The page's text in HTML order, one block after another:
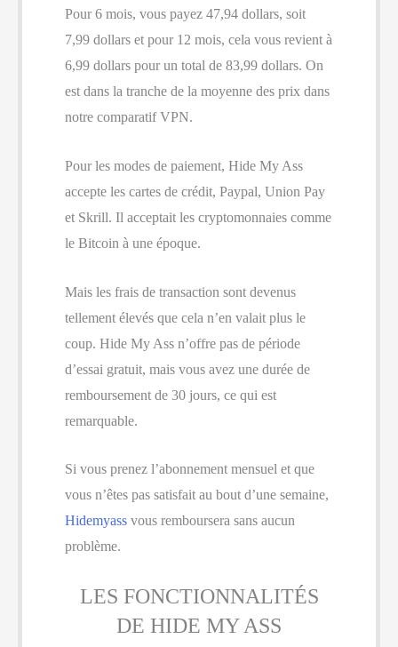
Pour 6 mois, vous payez 47,94 dollars, soit
7,99 dollars et pour 12 mois, cela vous revient à
6,99 dollars pour un total de 83,99 dollars. On
est dans la tranche de la moyenne des prix dans
notre comparatif VPN.
Pour les modes de paiement, Hide My Ass
accepte les cartes de crédit, Paypal, Union Pay
et Skrill. Il acceptait les cryptomonnaies comme
le Bitcoin à une époque.
Mais les frais de transaction sont devenus
tellement élevés que cela n’en valait plus le
coup. Hide My Ass n’offre pas de période
d’essai gratuit, mais vous avez une durée de
remboursement de 30 jours, ce qui est
remarquable.
Si vous prenez l’abonnement mensuel et que
vous n’êtes pas satisfait au bout d’une semaine,
Hidemyass vous remboursera sans aucun
problème.
LES FONCTIONNALITÉS
DE HIDE MY ASS